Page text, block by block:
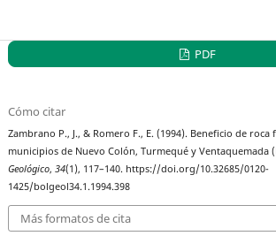
PDF
Cómo citar
Zambrano P., J., & Romero F., E. (1994). Beneficio de
municipios de Nuevo Colón, Turmequé y Ventaquemada
Geológico,34(1), 117–140. https://doi.org/10.32685/0120-
1425/bolgeol34.1.1994.398
Más formatos de cita